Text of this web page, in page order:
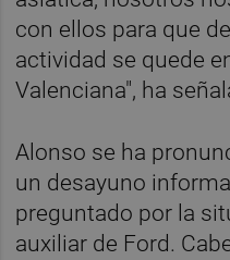
con ellos para que
actividad se quede
Valenciana", ha
Alonso se ha
un desayuno
preguntado por la
auxiliar de Ford.